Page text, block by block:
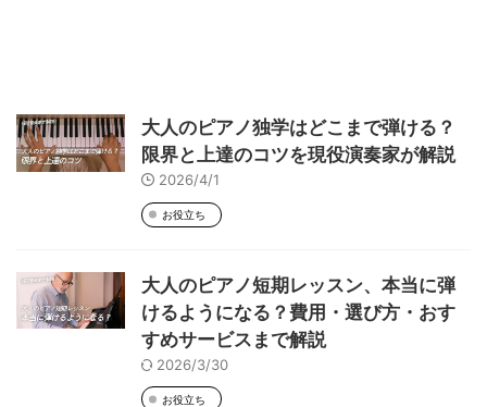
大人のピアノ独学はどこまで弾ける？
限界と上達のコツを現役演奏家が解説
2026/4/1
お役立ち
大人のピアノ短期レッスン、本当に弾
けるようになる？費用・選び方・おす
すめサービスまで解説
2026/3/30
お役立ち